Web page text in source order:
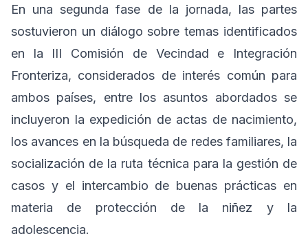
En una segunda fase de la jornada, las partes
sostuvieron un diálogo sobre temas identificados
en la III Comisión de Vecindad e Integración
Fronteriza, considerados de interés común para
ambos países, entre los asuntos abordados se
incluyeron la expedición de actas de nacimiento,
los avances en la búsqueda de redes familiares, la
socialización de la ruta técnica para la gestión de
casos y el intercambio de buenas prácticas en
materia de protección de la niñez y la
adolescencia.